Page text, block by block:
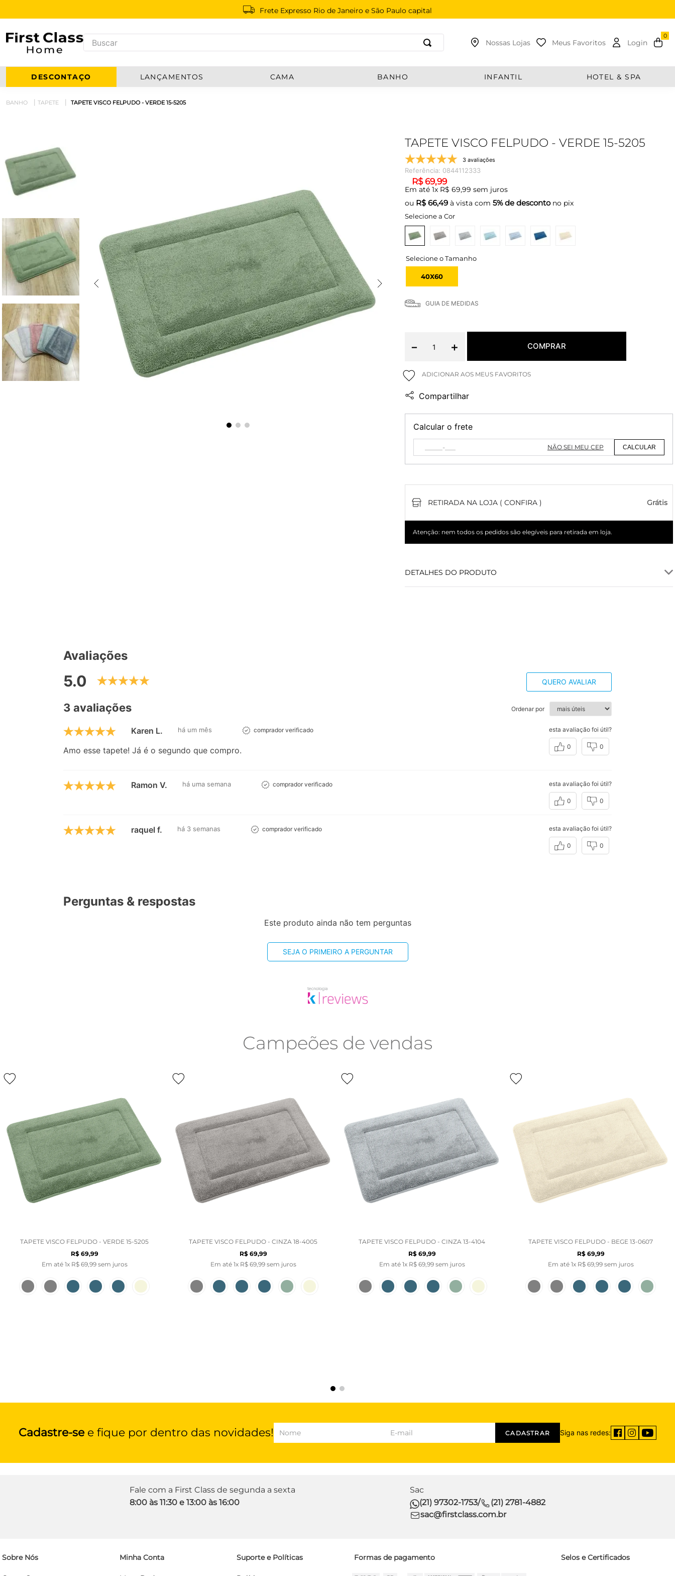
Frete Expresso Rio de Janeiro e São Paulo capital
Buscar
Nossas Lojas Meus Favoritos Login
DESCONTAÇO LANÇAMENTOS CAMA BANHO INFANTIL HOTEL & SPA
BANHO TAPETE TAPETE VISCO FELPUDO - VERDE 15-5205
TAPETE VISCO FELPUDO - VERDE 15-5205
3 avaliações
Referência: 0844112333
R$ 69,99
Em até 1x R$ 69,99 sem juros
ou R$ 66,49à vista com 5% de descontono pix
Selecione a Cor
40X60
GUIA DE MEDIDAS
＋
－ COMPRAR
Compartilhar
Calcular o frete
NÃO SEI MEU CEP CALCULAR
RETIRADA NA LOJA ( CONFIRA ) Grátis
Atenção: nem todos os pedidos são elegíveis para retirada em loja.
DETALHES DO PRODUTO
Avaliações
5.0 QUERO AVALIAR
3 avaliações Ordenar por
Karen L. há um mês comprador verificado
Amo esse tapete! Já é o segundo que compro.
esta avaliação foi útil?
0 0
Ramon V. há uma semana comprador verificado esta avaliação foi útil?
0 0
raquel f. há 3 semanas comprador verificado esta avaliação foi útil?
0 0
Perguntas & respostas
Este produto ainda não tem perguntas
SEJA O PRIMEIRO A PERGUNTAR
Campeões de vendas
TAPETE VISCO FELPUDO - VERDE 15-5205
R$ 69,99
Em até 1x R$ 69, 99sem juros
TAPETE VISCO FELPUDO - CINZA 18-4005
R$ 69,99
Em até 1x R$ 69, 99sem juros
TAPETE VISCO FELPUDO - CINZA 13-4104
R$ 69,99
Em até 1x R$ 69, 99sem juros
TAPETE VISCO FELPUDO - BEGE 13-0607
R$ 69,99
Em até 1x R$ 69, 99sem juros
Cadastre-see fique por dentro das novidades! CADASTRAR Siga nas redes:
Fale com a First Class de segunda a sexta
8:00 às 11:30 e 13:00 às 16:00
Sac
(21) 97302-1753/
(21) 2781-4882
sac@firstclass.com.br
Sobre Nós Minha Conta Suporte e Políticas Formas de pagamento Selos e Certificados